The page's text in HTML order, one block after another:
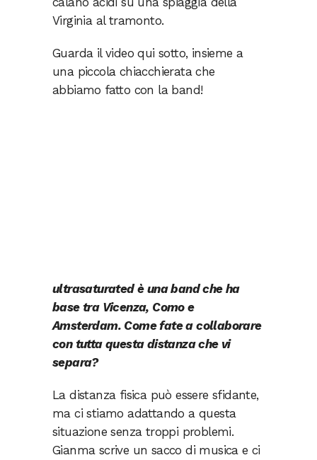
Virginia al tramonto.
Guarda il video qui sotto, insieme a
una piccola chiacchierata che
abbiamo fatto con la band!
ultrasaturated è una band che ha
base tra Vicenza, Como e
Amsterdam. Come fate a collaborare
con tutta questa distanza che vi
separa?
La distanza fisica può essere sfidante,
ma ci stiamo adattando a questa
situazione senza troppi problemi.
Gianma scrive un sacco di musica e ci